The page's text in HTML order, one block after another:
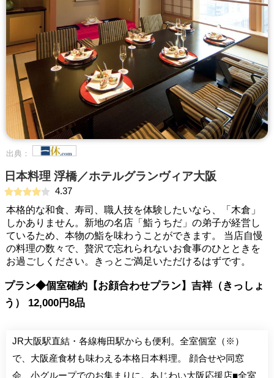
出典：
日本料理 浮橋／ホテルグランヴィア大阪
4.37
本格的な和食、寿司、職人技を体験したいなら、「木倉」
しかありません。新地の名店「鮨うちだ」の弟子が経営し
ているため、本物の鮨を味わうことができます。 当店自慢
の料理の数々で、贅沢で忘れられないお食事のひとときを
お過ごしください。きっとご満足いただけるはずです。
プラン◆個室確約【お顔合わせプラン】吉祥（きっしょ
う） 12,000円8品
JR大阪駅直結・各線梅田駅からも便利。全室個室（※）
で、大阪産食材も味わえる本格日本料理。 顔合せや同窓
会、小グループでのお集まりに。あじわい大阪応援店■全室